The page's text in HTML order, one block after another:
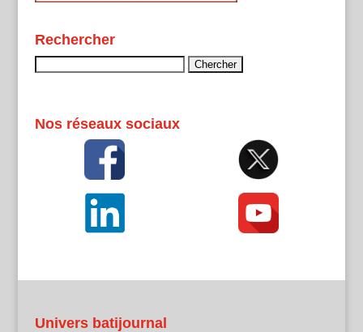
Rechercher
Nos réseaux sociaux
Univers batijournal